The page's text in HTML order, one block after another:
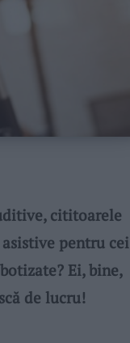
cititoarele
pentru cei
Ei, bine,
de lucru!